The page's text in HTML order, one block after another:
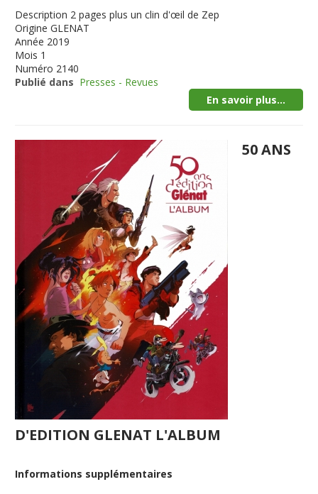
Description 2 pages plus un clin d'œil de Zep
Origine GLENAT
Année 2019
Mois 1
Numéro 2140
Publié dans Presses - Revues
En savoir plus...
50 ANS
D'EDITION GLENAT L'ALBUM
Informations supplémentaires